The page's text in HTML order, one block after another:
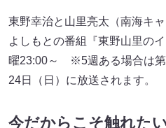
東野幸治と山里亮太（南海キ
よしもとの番組『東野山里の
曜23:00～ ※5週ある場合は第
24日（日）に放送されます。
今だからこそ触れた